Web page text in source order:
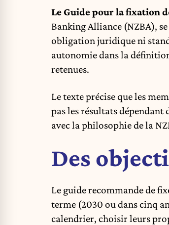
Le Guide pour la fixation
Banking Alliance (NZBA),
obligation juridique ni
autonomie dans la
retenues.
Le texte précise que les
pas les résultats
avec la philosophie de la
Des
Le guide recommande de
terme (2030 ou dans cinq
calendrier, choisir leurs